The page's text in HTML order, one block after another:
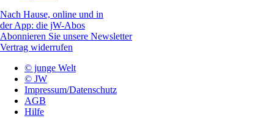
Nach Hause, online und in
der App: die jW-Abos
Abonnieren Sie unsere Newsletter
Vertrag widerrufen
© junge Welt
© JW
Impressum/Datenschutz
AGB
Hilfe